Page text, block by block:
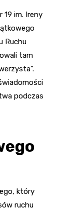
19 im. Ireny
Ruchu
tam
podczas
który
ruchu